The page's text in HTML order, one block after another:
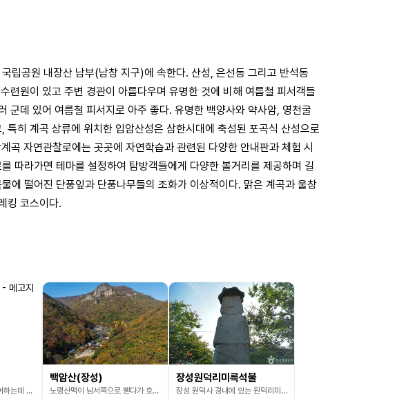
립공원 내장산 남부(남창 지구)에 속한다. 산성, 은선동 그리고 반석동
련원이 있고 주변 경관이 아름다우며 유명한 것에 비해 여름철 피서객들
군데 있어 여름철 피서지로 아주 좋다. 유명한 백양사와 약사암, 영천굴
히 계곡 상류에 위치한 입암산성은 삼한시대에 축성된 포곡식 산성으로
자연관찰로에는 곳곳에 자연학습과 관련된 다양한 안내판과 체험 시
따라가면 테마를 설정하여 탐방객들에게 다양한 볼거리를 제공하며 길
에 떨어진 단풍잎과 단풍나무들의 조화가 이상적이다. 맑은 계곡과 울창
킹 코스이다.
예로부터 전라남도를 방어하는데 중요한 곳으로 노령산맥에 이어져 전라북도 정읍과 경계를 이루고 있는 산성이다. 입암산(해발 626m)의 계곡 능선을 따라 만든 포곡식 산성으로 약 3.2km 정도 남아 있다. 입암산성의 축성시기는 기록이 없으나 삼한시대의 성으로 추측되고 있다. 후백제시대 나주를 왕건에게 점령당한 견훤의 중요한 요새이기도 했던 이곳은 고려 고정 43년(1256) 몽골 6차 침입 때의 격전지였음이 고려사절요에 기록되어 있다. 성의 밑부분은 백
백암산(장성)
노령산맥이 남서쪽으로 뻗다가 호남평야에서 솟아 오른 높이 741m의 명산으로 국립공원 내장산 남부 지구에 속한다. 백암산의 절경은 결코 내장산에 뒤지지 않는다. 백학봉과 상왕봉, 사자봉 등의 기암괴석이 곳곳에 널려 있다. 가을 단풍철이라면 산행은 백양사를 출발, 약수동계곡으로 올랐다가 최고봉인 상왕을 거쳐 학바위로 내려오는 코스를 추천한다. 약수동계곡의 단풍 터널 속을 뚫고 나가는 기분과 역광에 비친 학바위 주변의 단풍을 함께 볼 수 있기 때문이다.
장성원덕리미륵석불
장성 원덕사 경내에 있는 원덕리미륵석불은 돌기둥 모양으로 가슴 아래의 몸체를 먼저 만든 뒤, 그 위로 가슴부터 머리까지는 다른 돌을 얹어 조각하였으며 얼굴, 손, 옷 주름 등을 표현하였다. 머리에는 옥개석과 같은 8각의 넓은 보관을 쓰고 있고, 얼굴은 큼직한 사각형 모양이며, 큰 눈과 뭉툭한 코 그리고 두터운 입술 등의 표현이 석장승과 같은 토속적인 수호신의 표정을 짓고 있다. 석불이 있는 원덕마을은 갈재 남쪽 계곡의 수구에 해당하므로 장성의 북쪽에서